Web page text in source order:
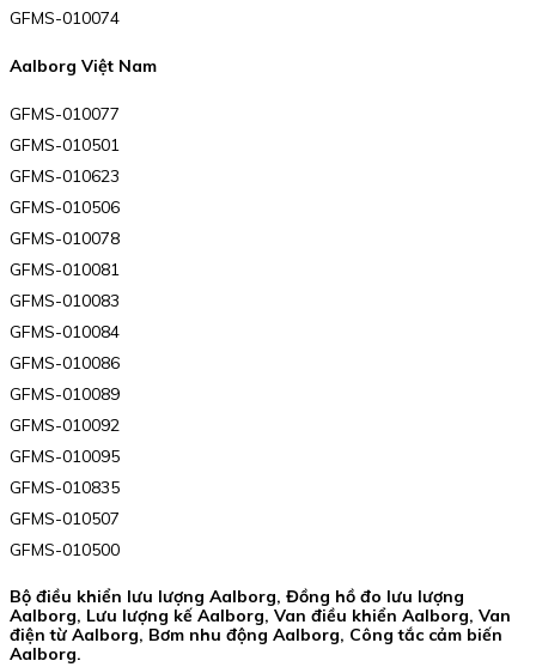
GFMS-010074
Aalborg Việt Nam
GFMS-010077
GFMS-010501
GFMS-010623
GFMS-010506
GFMS-010078
GFMS-010081
GFMS-010083
GFMS-010084
GFMS-010086
GFMS-010089
GFMS-010092
GFMS-010095
GFMS-010835
GFMS-010507
GFMS-010500
Bộ điều khiển lưu lượng Aalborg, Đồng hồ đo lưu lượng
Aalborg, Lưu lượng kế Aalborg, Van điều khiển Aalborg, Van
điện từ Aalborg, Bơm nhu động Aalborg, Công tắc cảm biến
Aalborg.